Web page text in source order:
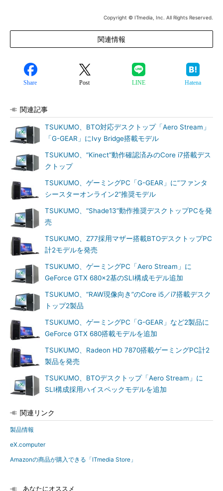
Copyright © ITmedia, Inc. All Rights Reserved.
関連情報
Share Post LINE Hatena
関連記事
TSUKUMO、BTO対応デスクトップ「Aero Stream」
「G-GEAR」にIvy Bridge搭載モデル
TSUKUMO、“Kinect”動作確認済みのCore i7搭載デス
クトップ
TSUKUMO、ゲーミングPC「G-GEAR」に“ファンタ
シースターオンライン2”推奨モデル
TSUKUMO、“Shade13”動作推奨デスクトップPCを発
売
TSUKUMO、Z77採用マザー搭載BTOデスクトップPC
計2モデルを発売
TSUKUMO、ゲーミングPC「Aero Stream」に
GeForce GTX 680×2基のSLI構成モデル追加
TSUKUMO、“RAW現像向き”のCore i5／i7搭載デスク
トップ2製品
TSUKUMO、ゲーミングPC「G-GEAR」など2製品に
GeForce GTX 680搭載モデルを追加
TSUKUMO、Radeon HD 7870搭載ゲーミングPC計2
製品を発売
TSUKUMO、BTOデスクトップ「Aero Stream」に
SLI構成採用ハイスペックモデルを追加
関連リンク
製品情報
eX.computer
Amazonの商品が購入できる「ITmedia Store」
あなたにオススメ